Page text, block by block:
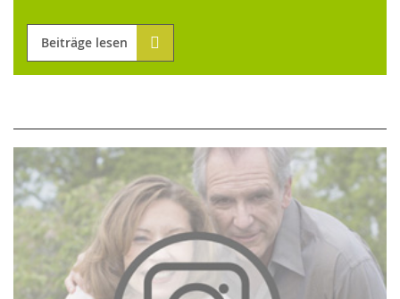
Beiträge lesen